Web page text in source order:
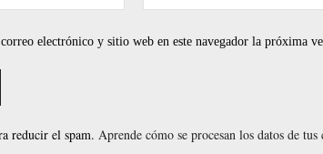
electrónico y sitio web en este navegador la próxima
reducir el spam. Aprende cómo se procesan los datos de tus